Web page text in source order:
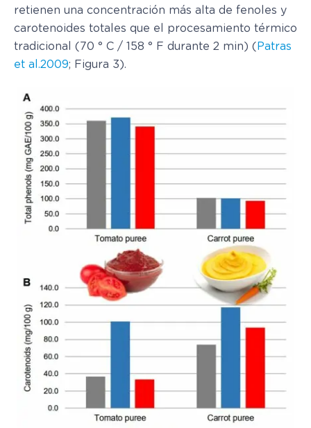
retienen una concentración más alta de fenoles y
carotenoides totales que el procesamiento térmico
tradicional (70 ° C / 158 ° F durante 2 min) ( Patras
et al.2009; Figura 3).